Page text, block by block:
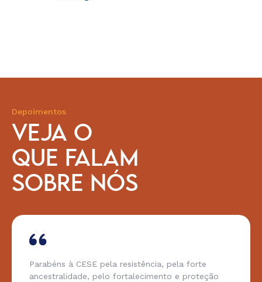
Depoimentos
VEJA O
QUE FALAM
SOBRE NÓS
Parabéns à CESE pela resistência, pela forte
ancestralidade, pelo fortalecimento e proteção